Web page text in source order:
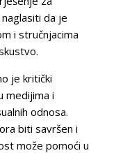
da je
i stručnjacima
je kritički
medijima i
odnosa.
biti savršen i
može pomoći u